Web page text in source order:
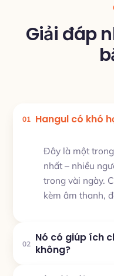
Giải đáp
01 Hangul có khó
Đây là một
nhất – nhiều
trong vài ngày.
kèm âm thanh,
02 Nó có giúp ích
không?